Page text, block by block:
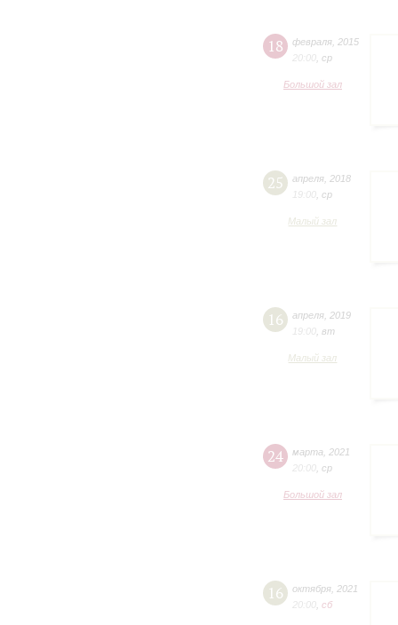
18 февраля 2015
20:00 ср
Большой зал
25 апреля 2018
19:00 ср
Малый зал
16 апреля 2019
19:00 вт
Малый зал
24 марта
2021
20:00 ср
Большой зал
16 октября 2021
20:00 сб